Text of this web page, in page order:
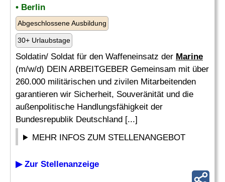
• Berlin
Abgeschlossene Ausbildung
30+ Urlaubstage
Soldatin/ Soldat für den Waffeneinsatz der Marine
(m/w/d) DEIN ARBEITGEBER Gemeinsam mit über
260.000 militärischen und zivilen Mitarbeitenden
garantieren wir Sicherheit, Souveränität und die
außenpolitische Handlungsfähigkeit der
Bundesrepublik Deutschland [...]
MEHR INFOS ZUM STELLENANGEBOT
▶ Zur Stellenanzeige